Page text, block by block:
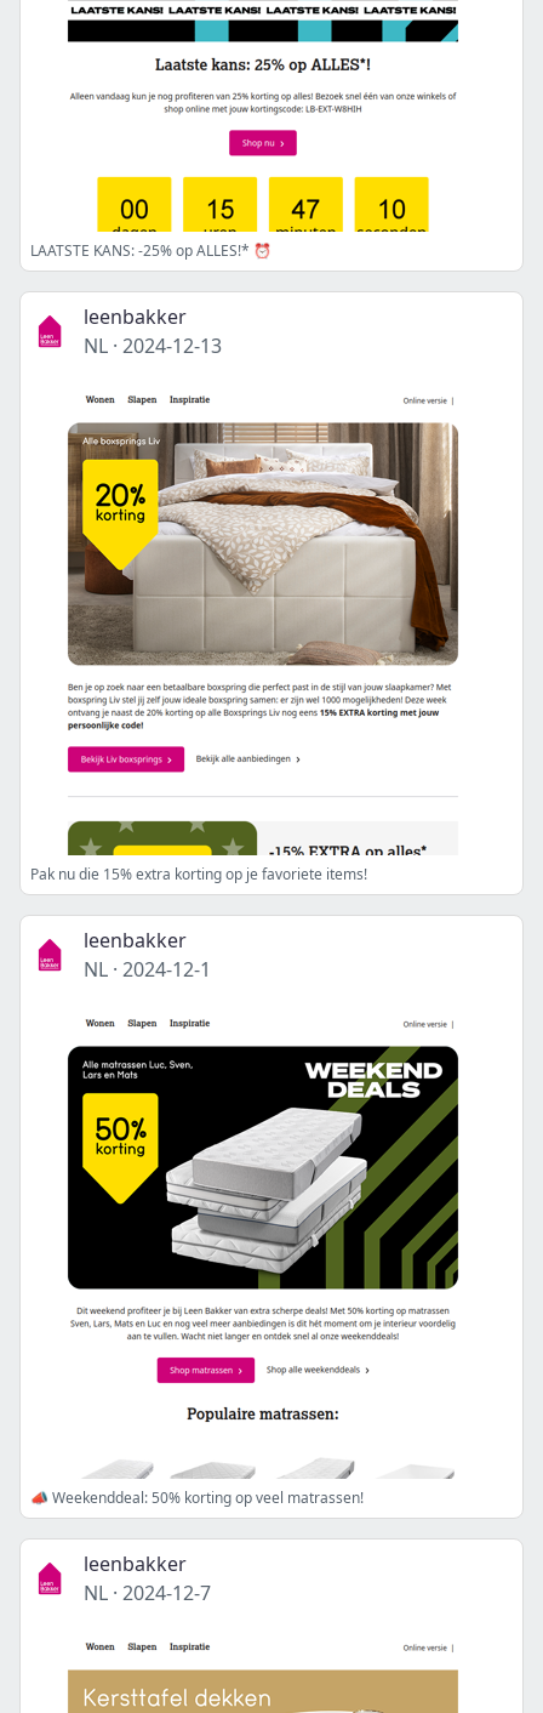
LAATSTE KANS: -25% op ALLES!* ⏰
leenbakker
NL · 2024-12-13
Pak nu die 15% extra korting op je favoriete items!
leenbakker
NL · 2024-12-1
📣 Weekenddeal: 50% korting op veel matrassen!
leenbakker
NL · 2024-12-7